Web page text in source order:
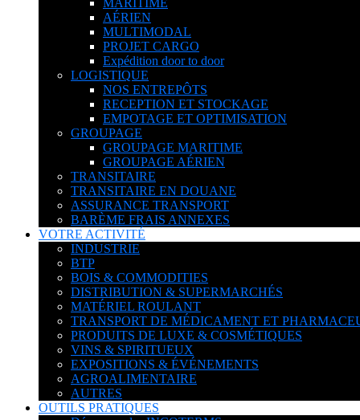
MARITIME
AÉRIEN
MULTIMODAL
PROJET CARGO
Expédition door to door
LOGISTIQUE
NOS ENTREPÔTS
RECEPTION ET STOCKAGE
EMPOTAGE ET OPTIMISATION
GROUPAGE
GROUPAGE MARITIME
GROUPAGE AÉRIEN
TRANSITAIRE
TRANSITAIRE EN DOUANE
ASSURANCE TRANSPORT
BARÈME FRAIS ANNEXES
VOTRE ACTIVITÉ
INDUSTRIE
BTP
BOIS & COMMODITIES
DISTRIBUTION & SUPERMARCHÉS
MATÉRIEL ROULANT
TRANSPORT DE MÉDICAMENT ET
PRODUITS DE LUXE & COSMÉTIQUES
VINS & SPIRITUEUX
EXPOSITIONS & ÉVÉNEMENTS
AGROALIMENTAIRE
AUTRES
OUTILS PRATIQUES